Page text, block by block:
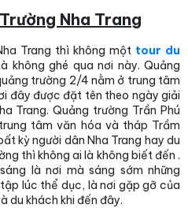
Nha Trang
Trang thì không một tour du
không ghé qua nơi này. Quảng
trường 2/4 nằm ở trung tâm
đây được đặt tên theo ngày giải
Trang. Quảng trường Trần Phú
tâm văn hóa và tháp Trầm
kỳ người dân Nha Trang hay du
thì không ai là không biết đến .
là nơi mà sáng sớm những
lúc thể dục, là nơi gặp gỡ của
du khách khi đến đây.